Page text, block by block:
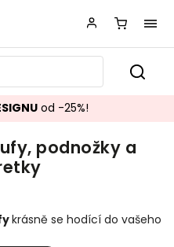
od -25%!
podnožky a
krásně se hodící do vašeho